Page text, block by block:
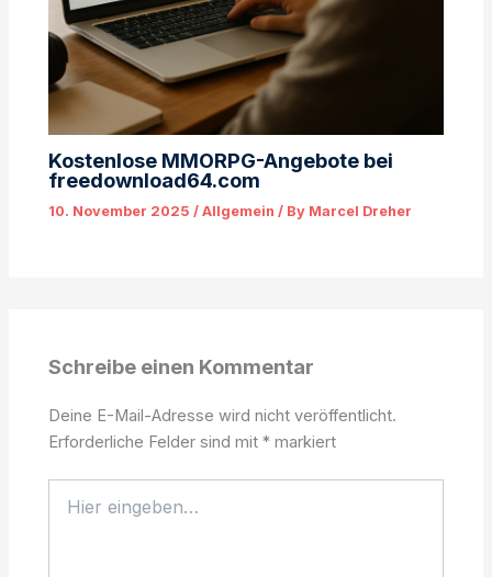
Kostenlose MMORPG-Angebote bei
freedownload64.com
10. November 2025/Allgemein / By Marcel Dreher
Schreibe einen Kommentar
Deine E-Mail-Adresse wird nicht veröffentlicht.
Erforderliche Felder sind mit* markiert
eingeben…